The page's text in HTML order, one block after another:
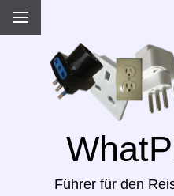
Führer für den